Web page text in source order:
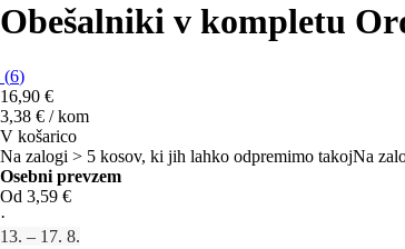
Obešalniki v kompletu
(6)
16,90 €
3,38 € / kom
V košarico
Na zalogi > 5 kosov, ki jih lahko odpremimo takojNa
Osebni prevzem
Od 3,59 €
·
13. – 17. 8.